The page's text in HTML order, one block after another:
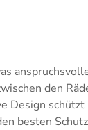
den
Design schützt
besten